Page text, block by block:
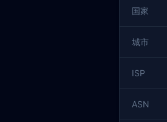
国家
城市
ISP
ASN